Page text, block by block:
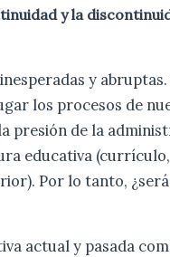
y la
y
los procesos de
presión de la
educativa (currículo,
Por lo tanto,
actual y pasada